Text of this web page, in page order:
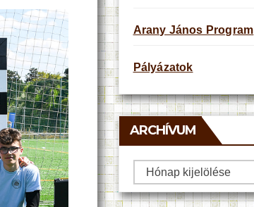
Arany János Program
Pályázatok
ARCHÍVUM
Archívum